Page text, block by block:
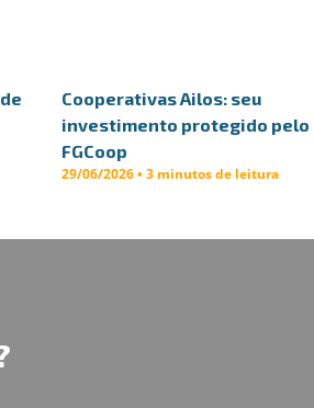
Cooperativas Ailos: seu
investimento protegido pelo
FGCoop
29/06/2026 • 3 minutos de leitura